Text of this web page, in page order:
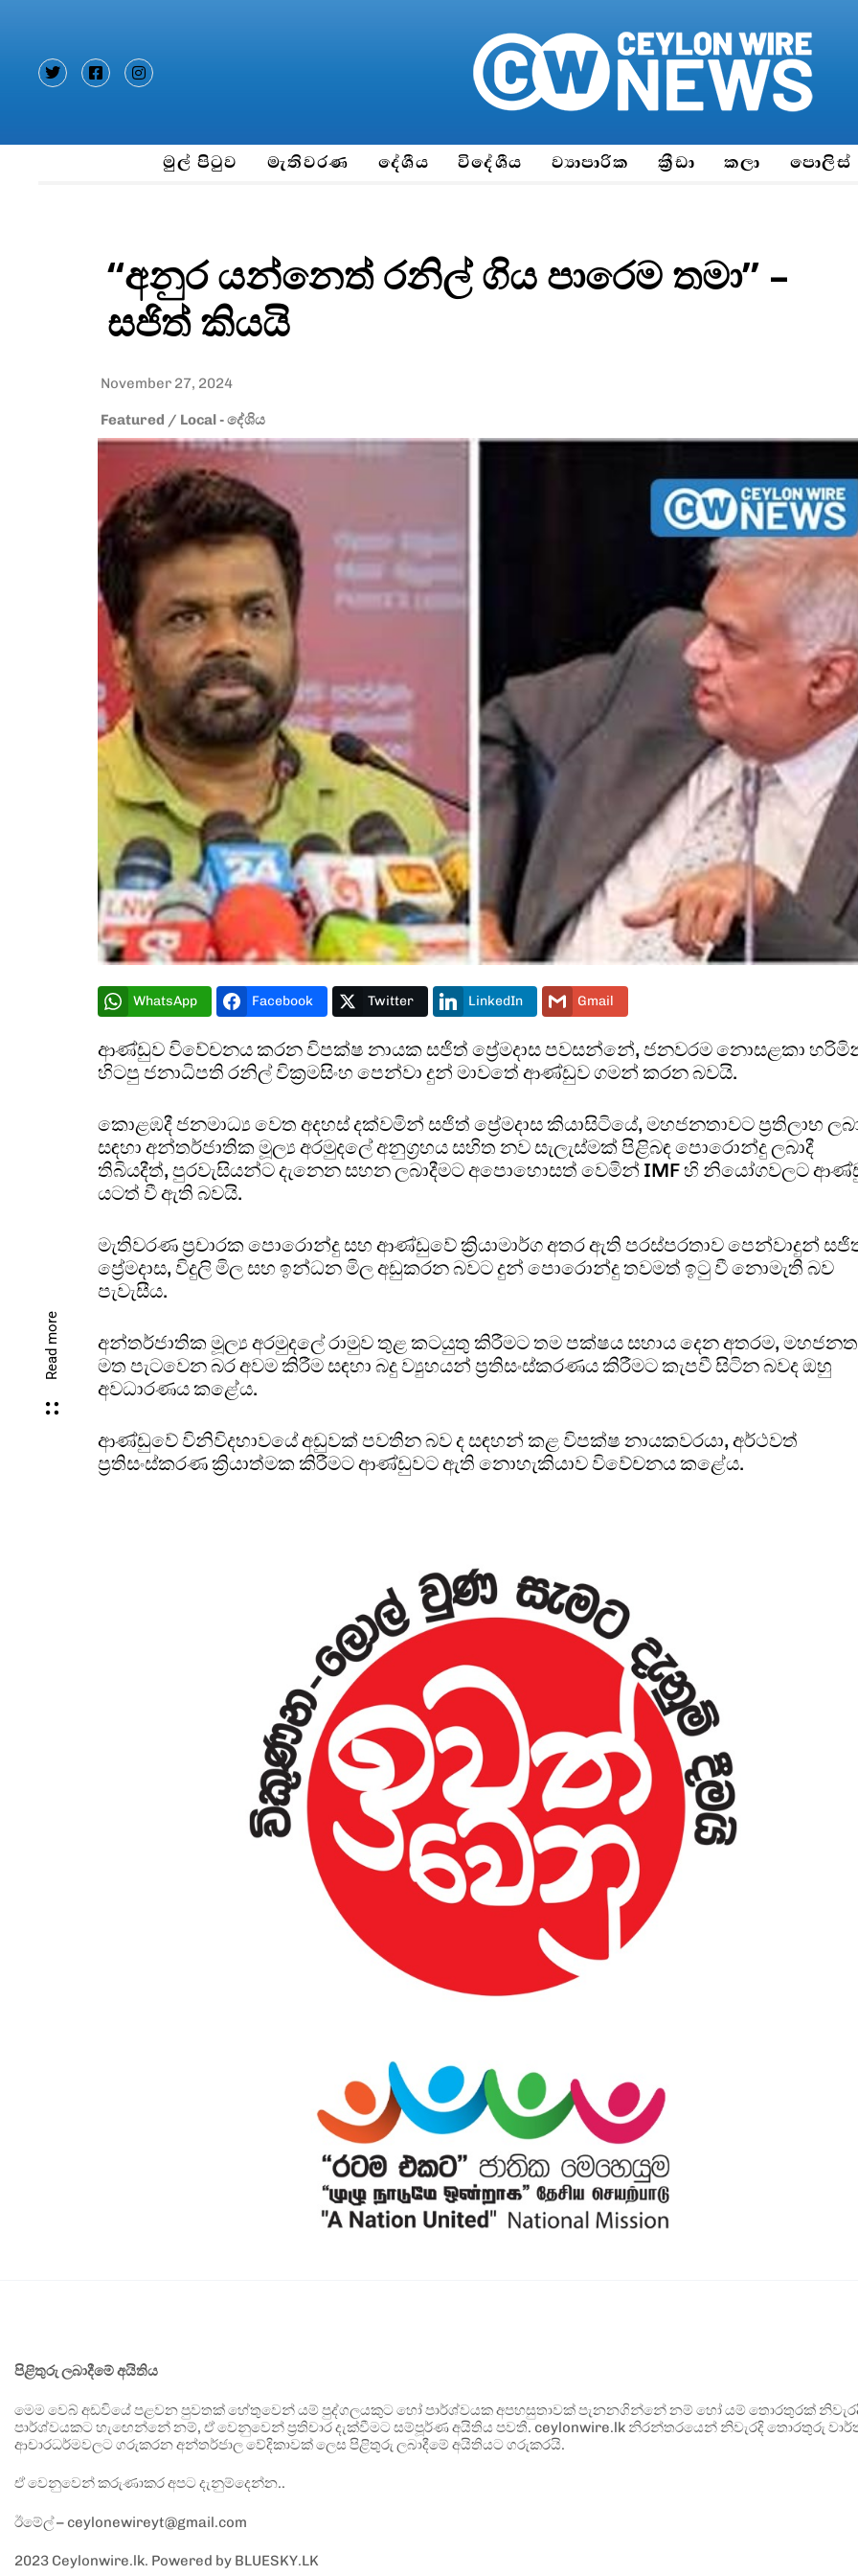
මුල් පිටුව මැතිවරණ දේශීය විදේශීය ව්‍යාපාරික ක්‍රීඩා කලා පොලිස්
Read more
“අනුර යන්නෙත් රනිල් ගිය පාරෙම තමා” –
සජිත් කියයි
November 27, 2024
Featured / Local - දේශිය
WhatsApp Facebook Twitter LinkedIn Gmail
ආණ්ඩුව විවේචනය කරන විපක්ෂ නායක සජිත් ප්‍රේමදාස පවසන්නේ, ජනවරම නොසළකා
හිටපු ජනාධිපති රනිල් වික්‍රමසිංහ පෙන්වා දුන් මාවතේ ආණ්ඩුව ගමන් කරන බවයි.
කොළඹදී ජනමාධ්‍ය වෙත අදහස් දක්වමින් සජිත් ප්‍රේමදාස කියාසිටියේ, මහජනතාවට ප්‍රතිලාභ
සඳහා අන්තර්ජාතික මූල්‍ය අරමුදලේ අනුග්‍රහය සහිත නව සැලැස්මක් පිළිබඳ පොරොන්දු ලබාදී
තිබියදීත්, පුරවැසියන්ට දැනෙන සහන ලබාදීමට අපොහොසත් වෙමින් IMF හි නියෝගවලට
යටත් වී ඇති බවයි.
මැතිවරණ ප්‍රචාරක පොරොන්දු සහ ආණ්ඩුවේ ක්‍රියාමාර්ග අතර ඇති පරස්පරතාව පෙන්වාදුන්
ප්‍රේමදාස, විදුලි මිල සහ ඉන්ධන මිල අඩුකරන බවට දුන් පොරොන්දු තවමත් ඉටු වී නොමැති බව
පැවැසීය.
අන්තර්ජාතික මූල්‍ය අරමුදලේ රාමුව තුළ කටයුතු කිරීමට තම පක්ෂය සහාය දෙන අතරම,
මත පැටවෙන බර අවම කිරීම සඳහා බදු ව්‍යුහයන් ප්‍රතිසංස්කරණය කිරීමට කැපවී සිටින බවද ඔහු
අවධාරණය කළේය.
ආණ්ඩුවේ විනිවිදභාවයේ අඩුවක් පවතින බව ද සඳහන් කළ විපක්ෂ නායකවරයා, අර්ථවත්
ප්‍රතිසංස්කරණ ක්‍රියාත්මක කිරීමට ආණ්ඩුවට ඇති නොහැකියාව විවේචනය කළේය.
පිළිතුරු ලබාදීමේ අයිතිය
මෙම වෙබ් අඩවියේ පළවන පුවතක් හේතුවෙන් යම් පුද්ගලයකුට හෝ පාර්ශ්වයක අපහසුතාවක් පැනනගින්නේ නම් හෝ යම් තොරතුරක්
පාර්ශ්වයකට හැඟෙන්නේ නම්, ඒ වෙනුවෙන් ප්‍රතිචාර දැක්වීමට සම්පූර්ණ අයිතිය පවතී. ceylonwire.lk නිරන්තරයෙන් නිවැරදි තොරතුරු
ආචාරධර්මවලට ගරුකරන අන්තර්ජාල වේදිකාවක් ලෙස පිළිතුරු ලබාදීමේ අයිතියට ගරුකරයි.
ඒ වෙනුවෙන් කරුණාකර අපට දැනුම්දෙන්න..
ඊමේල් – ceylonewireyt@gmail.com
2023 Ceylonwire.lk. Powered by BLUESKY.LK